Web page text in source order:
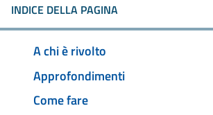
INDICE DELLA PAGINA
A chi è rivolto
Approfondimenti
Come fare